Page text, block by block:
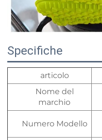
Specifiche
articolo
Nome del
marchio
Numero Modello